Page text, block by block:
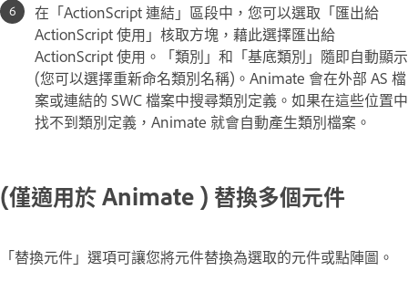
在「ActionScript 連結」區段中，您可以選取「匯出給
ActionScript 使用」核取方塊，藉此選擇匯出給
ActionScript 使用。「類別」和「基底類別」隨即自動顯示
(您可以選擇重新命名類別名稱)。Animate 會在外部 AS 檔
案或連結的 SWC 檔案中搜尋類別定義。如果在這些位置中
找不到類別定義，Animate 就會自動產生類別檔案。
(僅適用於 Animate ) 替換多個元件
「替換元件」選項可讓您將元件替換為選取的元件或點陣圖。